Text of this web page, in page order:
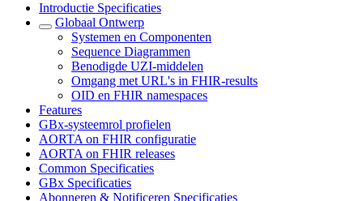
Introductie Specificaties
Globaal Ontwerp
Systemen en Componenten
Sequence Diagrammen
Benodigde UZI-middelen
Omgang met URL's in FHIR-results
OID en FHIR namespaces
Features
GBx-systeemrol profielen
AORTA on FHIR configuratie
AORTA on FHIR releases
Common Specificaties
GBx Specificaties
Abonneren & Notificeren Specificaties